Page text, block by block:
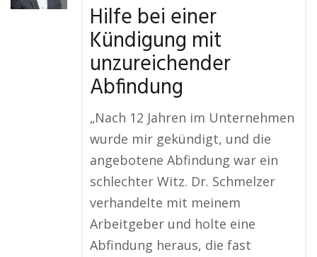
Hilfe bei einer
Kündigung mit
unzureichender
Abfindung
„Nach 12 Jahren im Unternehmen
wurde mir gekündigt, und die
angebotene Abfindung war ein
schlechter Witz. Dr. Schmelzer
verhandelte mit meinem
Arbeitgeber und holte eine
Abfindung heraus, die fast